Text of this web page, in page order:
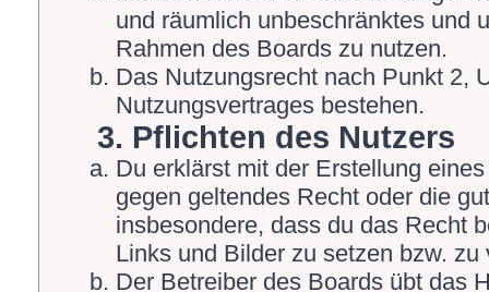
und räumlich unbeschränktes und
Rahmen des Boards zu nutzen.
Das Nutzungsrecht nach Punkt 2,
Nutzungsvertrages bestehen.
3. Pflichten des Nutzers
Du erklärst mit der Erstellung
gegen geltendes Recht oder die
insbesondere, dass du das Recht
Links und Bilder zu setzen bzw. zu
Der Betreiber des Boards übt das